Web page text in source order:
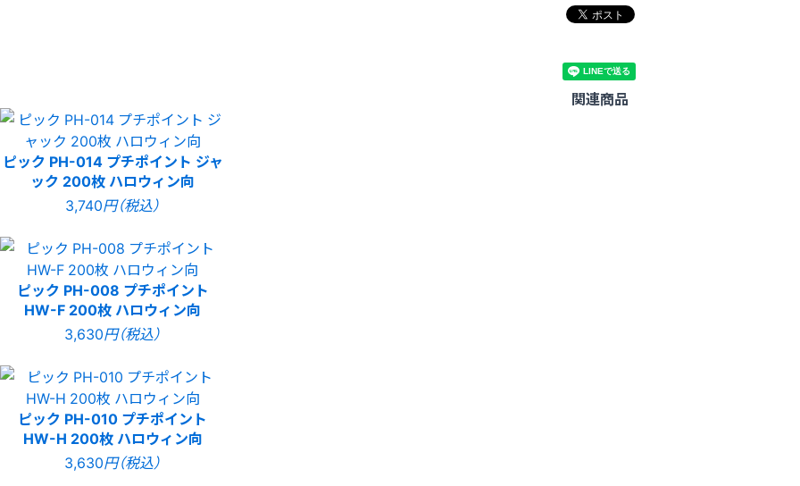
関連商品
ピック PH-014 プチポイント ジャ
ック 200枚 ハロウィン向
3,740円（税込）
ピック PH-008 プチポイント
HW-F 200枚 ハロウィン向
3,630円（税込）
ピック PH-010 プチポイント
HW-H 200枚 ハロウィン向
3,630円（税込）